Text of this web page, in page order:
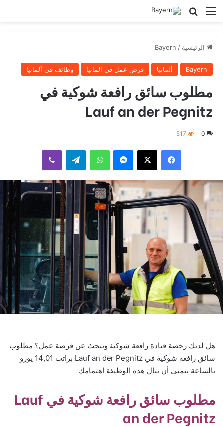
القائمة بحث عن
الرئيسية /
Bayern
Bayern ألمانيا فرص عمل في المانيا وظائف في ألمانيا
مطلوب سائق رافعة شوكية في
Lauf an der Pegnitz
0
517
فيسبوك واتساب
هل لديك رخصة قيادة رافعة شوكية وتبحث عن فرصة عمل؟ مطلوب
سائق رافعة شوكية في Lauf an der Pegnitz براتب 14,01 يورو
بالساعة نتمنى أن تنال هذه الوظيفة اهتمامك
مطلوب سائق رافعة شوكية في Lauf
an der Pegnitz